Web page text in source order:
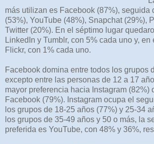
más utilizan es Facebook (87%), seguida
(53%), YouTube (48%), Snapchat (29%),
Twitter (20%). En el séptimo lugar
LinkedIn y Tumblr, con 5% cada uno y,
Flickr, con 1% cada uno.
Facebook domina entre todos los grupos
excepto entre las personas de 12 a 17
mayor preferencia hacia Instagram (82%)
Facebook (79%). Instagram ocupa el
los grupos de 18-25 años (77%) y 25-34
los grupos de 35-49 años y 50 o más, la
preferida es YouTube, con 48% y 36%,